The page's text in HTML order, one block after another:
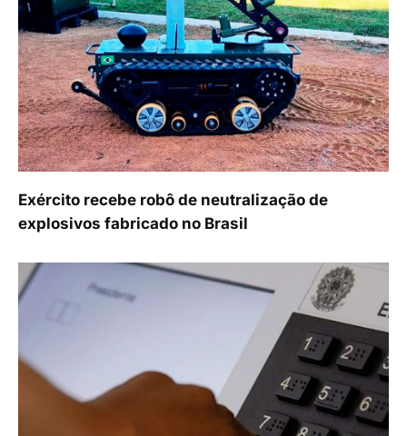
Exército recebe robô de neutralização de
explosivos fabricado no Brasil